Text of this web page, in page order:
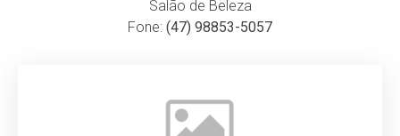
Salão de Beleza
Fone: (47) 98853-5057